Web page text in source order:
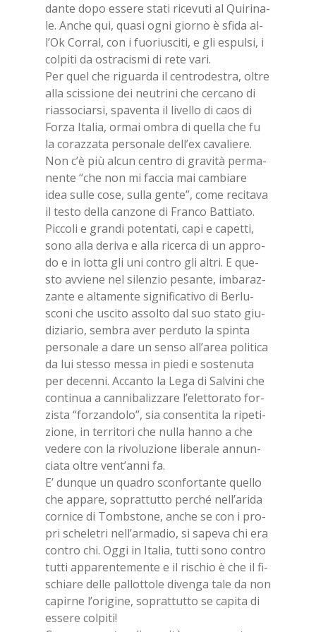
dan­te dopo es­se­re sta­ti ri­ce­vu­ti al Qui­ri­na­
le. An­che qui, qua­si ogni gior­no è sfi­da al­
l’Ok Cor­ral, con i fuo­riu­sci­ti, e gli espul­si, i
col­pi­ti da ostra­ci­smi di rete vari.
Per quel che ri­guar­da il cen­tro­de­stra, ol­tre
alla scis­sio­ne dei neu­tri­ni che cer­ca­no di
rias­so­ciar­si, spa­ven­ta il li­vel­lo di caos di
For­za Ita­lia, or­mai om­bra di quel­la che fu
la co­raz­za­ta per­so­na­le del­l’ex ca­va­lie­re.
Non c’è più al­cun cen­tro di gra­vi­tà per­ma­
nen­te “che non mi fac­cia mai cam­bia­re
idea sul­le cose, sul­la gen­te”, come re­ci­ta­va
il te­sto del­la can­zo­ne di Fran­co Bat­tia­to.
Pic­co­li e gran­di po­ten­ta­ti, capi e ca­pet­ti,
sono alla de­ri­va e alla ri­cer­ca di un ap­pro­
do e in lot­ta gli uni con­tro gli al­tri. E que­
sto av­vie­ne nel si­len­zio pe­san­te, im­ba­raz­
zan­te e al­ta­men­te si­gni­fi­ca­ti­vo di Ber­lu­
sco­ni che usci­to as­sol­to dal suo sta­to giu­
di­zia­rio, sem­bra aver per­du­to la spin­ta
per­so­na­le a dare un sen­so al­l’a­rea po­li­ti­ca
da lui stes­so mes­sa in pie­di e so­ste­nu­ta
per de­cen­ni. Ac­can­to la Lega di Sal­vi­ni che
con­ti­nua a can­ni­ba­liz­za­re l’e­let­to­ra­to for­
zi­sta “for­zan­do­lo”, sia con­sen­ti­ta la ri­pe­ti­
zio­ne, in ter­ri­to­ri che nul­la han­no a che
ve­de­re con la ri­vo­lu­zio­ne li­be­ra­le an­nun­
cia­ta ol­tre ven­t’an­ni fa.
E’ dun­que un qua­dro scon­for­tan­te quel­lo
che ap­pa­re, so­prat­tut­to per­ché nel­l’a­ri­da
cor­ni­ce di Tomb­sto­ne, an­che se con i pro­
pri sche­le­tri nel­l’ar­ma­dio, si sa­pe­va chi era
con­tro chi. Oggi in Ita­lia, tut­ti sono con­tro
tut­ti ap­pa­ren­te­men­te e il ri­schio è che il fi­
schia­re del­le pal­lot­to­le di­ven­ga tale da non
ca­pir­ne l’o­ri­gi­ne, so­prat­tut­to se ca­pi­ta di
es­se­re col­pi­ti!